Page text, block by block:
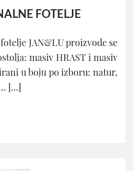
FOTELJE
JAN&LU proizvode se
masiv HRAST i masiv
u boju po izboru: natur,
[…]